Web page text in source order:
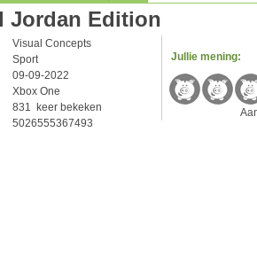
Jordan Edition
Visual Concepts
Sport
09-09-2022
Xbox One
831 keer bekeken
5026555367493
Jullie mening: